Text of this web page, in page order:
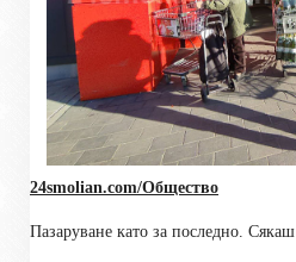
24smolian.com/Общество
Пазаруване като за последно.